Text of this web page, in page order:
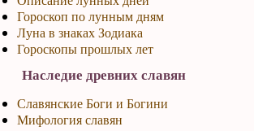
Гороскоп по лунным дням
Луна в знаках Зодиака
Гороскопы прошлых лет
Наследие древних славян
Славянские Боги и Богини
Мифология славян